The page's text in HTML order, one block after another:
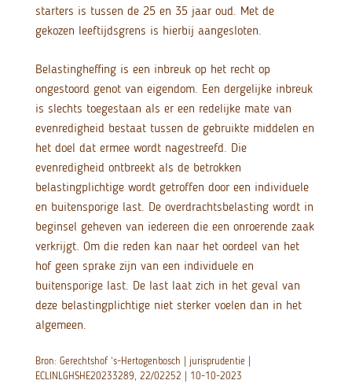
starters is tussen de 25 en 35 jaar oud. Met de
gekozen leeftijdsgrens is hierbij aangesloten.
Belastingheffing is een inbreuk op het recht op
ongestoord genot van eigendom. Een dergelijke inbreuk
is slechts toegestaan als er een redelijke mate van
evenredigheid bestaat tussen de gebruikte middelen en
het doel dat ermee wordt nagestreefd. Die
evenredigheid ontbreekt als de betrokken
belastingplichtige wordt getroffen door een individuele
en buitensporige last. De overdrachtsbelasting wordt in
beginsel geheven van iedereen die een onroerende zaak
verkrijgt. Om die reden kan naar het oordeel van het
hof geen sprake zijn van een individuele en
buitensporige last. De last laat zich in het geval van
deze belastingplichtige niet sterker voelen dan in het
algemeen.
Bron: Gerechtshof ‘s-Hertogenbosch | jurisprudentie |
ECLINLGHSHE20233289, 22/02252 | 10-10-2023